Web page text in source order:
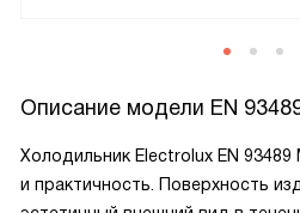
Описание модели EN
Холодильник Electrolux EN 93489
и практичность. Поверхность